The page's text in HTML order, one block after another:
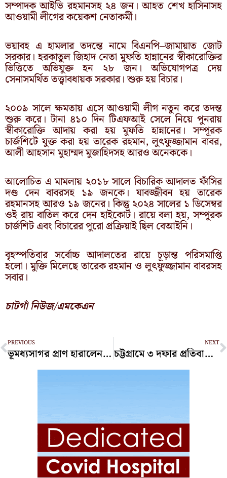
সম্পাদক আইভি রহমানসহ ২৪ জন। আহত শেখ হাসিনাসহ
আওয়ামী লীগের কয়েকশ নেতাকর্মী।
ভয়াবহ এ হামলার তদন্তে নামে বিএনপি–জামায়াত জোট
সরকার। হরকাতুল জিহাদ নেতা মুফতি হান্নানের স্বীকারোক্তির
ভিত্তিতে অভিযুক্ত হন ২৮ জন। অভিযোগপত্র দেয়
সেনাসমর্থিত তত্ত্বাবধায়ক সরকার। শুরু হয় বিচার।
২০০৯ সালে ক্ষমতায় এসে আওয়ামী লীগ নতুন করে তদন্ত
শুরু করে। টানা ৪১০ দিন টিএফআই সেলে নিয়ে পুনরায়
স্বীকারোক্তি আদায় করা হয় মুফতি হান্নানের। সম্পূরক
চার্জশিটে যুক্ত করা হয় তারেক রহমান, লুৎফুজ্জামান বাবর,
আলী আহসান মুহাম্মদ মুজাহিদসহ আরও অনেককে।
আলোচিত এ মামলায় ২০১৮ সালে বিচারিক আদালত ফাঁসির
দণ্ড দেন বাবরসহ ১৯ জনকে। যাবজ্জীবন হয় তারেক
রহমানসহ আরও ১৯ জনের। কিন্তু ২০২৪ সালের ১ ডিসেম্বর
ওই রায় বাতিল করে দেন হাইকোর্ট। রায়ে বলা হয়, সম্পূরক
চার্জশিট এবং বিচারের পুরো প্রক্রিয়াই ছিল বেআইনি।
বৃহস্পতিবার সর্বোচ্চ আদালতের রায়ে চূড়ান্ত পরিসমাপ্তি
হলো। মুক্তি মিলেছে তারেক রহমান ও লুৎফুজ্জামান বাবরসহ
সবার।
চাটগাঁ নিউজ/এমকেএন
Prev
PREVIOUS
ভূমধ্যসাগর প্রাণ হারালেন এক বাংলাদেশি
NEXT
চট্টগ্রামে ৩ দফার প্রতিবাদে কারিগরি শিক্ষার্থীদের বিক্ষোভ